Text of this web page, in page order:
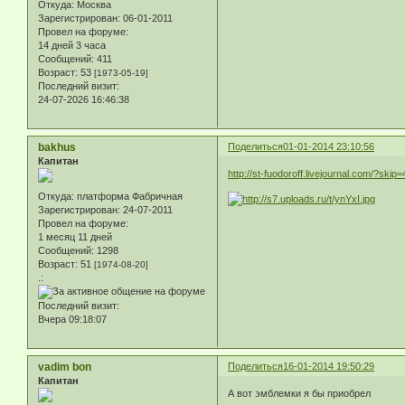
Откуда: Москва
Зарегистрирован: 06-01-2011
Провел на форуме:
14 дней 3 часа
Сообщений: 411
Возраст: 53 [1973-05-19]
Последний визит:
24-07-2026 16:46:38
Поделиться01-01-2014 23:10:56
bakhus
Капитан
Откуда: платформа Фабричная
Зарегистрирован: 24-07-2011
Провел на форуме:
1 месяц 11 дней
Сообщений: 1298
Возраст: 51 [1974-08-20]
.:
Последний визит:
Вчера 09:18:07
http://st-fuodoroff.livejournal.com/
Поделиться16-01-2014 19:50:29
vadim bon
Капитан
А вот эмблемки я бы приобрел